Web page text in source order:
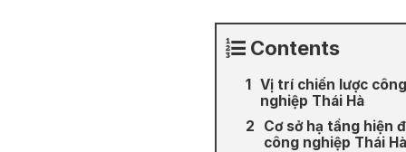
Contents
Vị trí chiến lược công
nghiệp Thái Hà
Cơ sở hạ tầng hiện
công nghiệp Thái Hà